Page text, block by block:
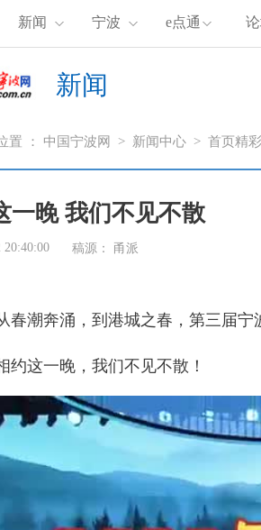
新闻 宁波 e点通
新闻
置 ： 中国宁波网 > 新闻中心 > 首页精
一晚 我们不见不散
20:40:00 稿源： 甬派
春潮奔涌，到港城之春，第三届宁
约这一晚，我们不见不散！